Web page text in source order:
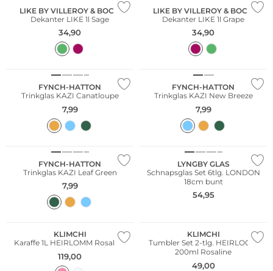
LIKE BY VILLEROY & BOCH
Dekanter LIKE 1l Sage
34,90
LIKE BY VILLEROY & BOCH
Dekanter LIKE 1l Grape
34,90
FYNCH-HATTON
Trinkglas KAZI Canatloupe
7,99
FYNCH-HATTON
Trinkglas KAZI New Breeze
7,99
FYNCH-HATTON
Trinkglas KAZI Leaf Green
7,99
LYNGBY GLAS
Schnapsglas Set 6tlg. LONDON
18cm bunt
54,95
KLIMCHI
Karaffe 1L HEIRLOMM Rosaline
119,00
KLIMCHI
Tumbler Set 2-tlg. HEIRLOOM
200ml Rosaline
49,00